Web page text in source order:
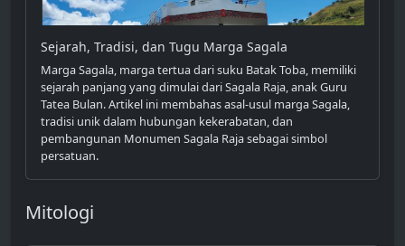
Sejarah, Tradisi, dan Tugu Marga Sagala
Marga Sagala, marga tertua dari suku Batak Toba, memiliki
sejarah panjang yang dimulai dari Sagala Raja, anak Guru
Tatea Bulan. Artikel ini membahas asal-usul marga Sagala,
tradisi unik dalam hubungan kekerabatan, dan
pembangunan Monumen Sagala Raja sebagai simbol
persatuan.
Mitologi